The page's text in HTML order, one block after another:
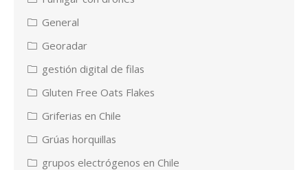
General
Georadar
gestión digital de filas
Gluten Free Oats Flakes
Griferias en Chile
Grúas horquillas
grupos electrógenos en Chile